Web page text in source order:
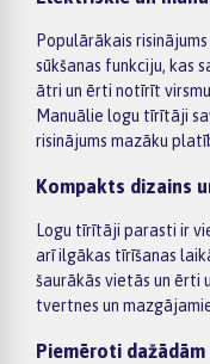
Populārākais
sūkšanas funkciju, kas
ātri un ērti notīrīt
Manuālie logu tīrītāji
risinājums mazāku
Kompakts dizains
Logu tīrītāji parasti ir
arī ilgākas tīrīšanas
šaurākās vietās un ērti
tvertnes un
Piemēroti dažādām